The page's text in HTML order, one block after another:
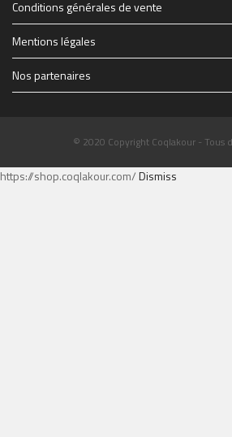
Conditions générales de vente
Mentions légales
Nos partenaires
© 2020 Copyright Coqlakour - Tous
https://shop.coqlakour.com/Dismiss